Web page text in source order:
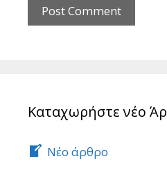
Καταχωρήστε νέο
Νέο άρθρο